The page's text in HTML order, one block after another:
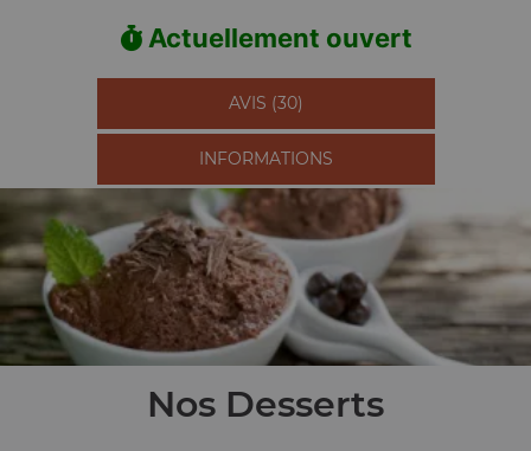
Actuellement ouvert
AVIS (30)
INFORMATIONS
Nos Desserts